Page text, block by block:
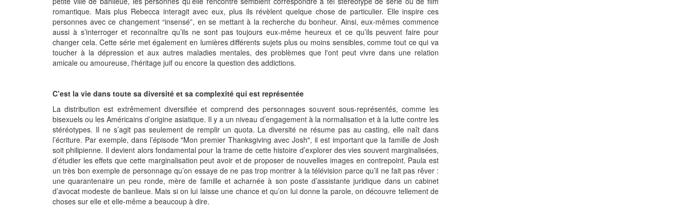
romantique. Mais plus Rebecca interagit avec eux, plus ils révèlent quelque chose de particulier. Elle inspire ces
personnes avec ce changement “insensé”, en se mettant à la recherche du bonheur. Ainsi, eux-mêmes commence
aussi à s’interroger et reconnaître qu’ils ne sont pas toujours eux-même heureux et ce qu’ils peuvent faire pour
changer cela. Cette série met également en lumières différents sujets plus ou moins sensibles, comme tout ce qui va
toucher à la dépression et aux autres maladies mentales, des problèmes que l'ont peut vivre dans une relation
amicale ou amoureuse, l'héritage juif ou encore la question des addictions.
C’est la vie dans toute sa diversité et sa complexité qui est représentée
La distribution est extrêmement diversifiée et comprend des personnages souvent sous-représentés, comme les
bisexuels ou les Américains d’origine asiatique. Il y a un niveau d’engagement à la normalisation et à la lutte contre les
stéréotypes. Il ne s’agit pas seulement de remplir un quota. La diversité ne résume pas au casting, elle naît dans
l’écriture. Par exemple, dans l’épisode "Mon premier Thanksgiving avec Josh", il est important que la famille de Josh
soit philipienne. Il devient alors fondamental pour la trame de cette histoire d’explorer des vies souvent marginalisées,
d’étudier les effets que cette marginalisation peut avoir et de proposer de nouvelles images en contrepoint. Paula est
un très bon exemple de personnage qu’on essaye de ne pas trop montrer à la télévision parce qu’il ne fait pas rêver :
une quarantenaire un peu ronde, mère de famille et acharnée à son poste d’assistante juridique dans un cabinet
d’avocat modeste de banlieue. Mais si on lui laisse une chance et qu’on lui donne la parole, on découvre tellement de
choses sur elle et elle-même a beaucoup à dire.